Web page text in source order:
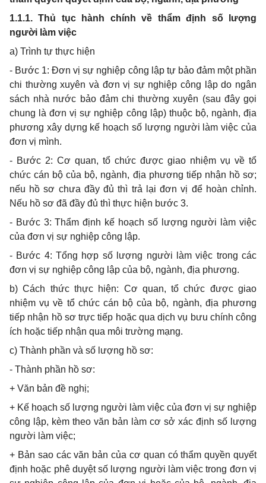
1.1.1. Thủ tục hành chính về thẩm định số lượng
người làm việc
a) Trình tự thực hiện
- Bước 1: Đơn vị sự nghiệp công lập tự bảo đảm một phần
chi thường xuyên và đơn vị sự nghiệp công lập do ngân
sách nhà nước bảo đảm chi thường xuyên (sau đây gọi
chung là đơn vị sự nghiệp công lập) thuộc bộ, ngành, địa
phương xây dựng kế hoạch số lượng người làm việc của
đơn vị mình.
- Bước 2: Cơ quan, tổ chức được giao nhiệm vụ về tổ
chức cán bộ của bộ, ngành, địa phương tiếp nhận hồ sơ;
nếu hồ sơ chưa đầy đủ thì trả lại đơn vị để hoàn chỉnh.
Nếu hồ sơ đã đầy đủ thì thực hiện bước 3.
- Bước 3: Thẩm định kế hoạch số lượng người làm việc
của đơn vị sự nghiệp công lập.
- Bước 4: Tổng hợp số lượng người làm việc trong các
đơn vị sự nghiệp công lập của bộ, ngành, địa phương.
b) Cách thức thực hiện: Cơ quan, tổ chức được giao
nhiệm vụ về tổ chức cán bộ của bộ, ngành, địa phương
tiếp nhận hồ sơ trực tiếp hoặc qua dịch vụ bưu chính công
ích hoặc tiếp nhận qua môi trường mạng.
c) Thành phần và số lượng hồ sơ:
- Thành phần hồ sơ:
+ Văn bản đề nghị;
+ Kế hoạch số lượng người làm việc của đơn vị sự nghiệp
công lập, kèm theo văn bản làm cơ sở xác định số lượng
người làm việc;
+ Bản sao các văn bản của cơ quan có thẩm quyền quyết
định hoặc phê duyệt số lượng người làm việc trong đơn vị